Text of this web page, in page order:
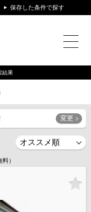
保存した条件で探す
結果
変更
）